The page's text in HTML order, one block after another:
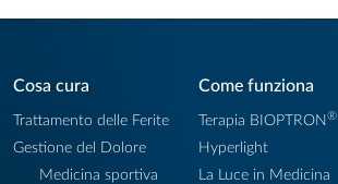
Cosa cura
Trattamento delle Ferite
Gestione del Dolore
Medicina sportiva
Come funziona
Terapia BIOPTRON®
Hyperlight
La Luce in Medicina